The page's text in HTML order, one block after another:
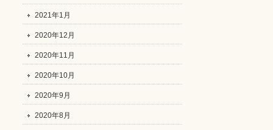
2021年1月
2020年12月
2020年11月
2020年10月
2020年9月
2020年8月